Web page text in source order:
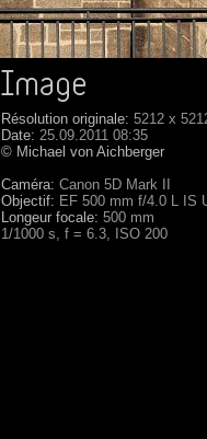
Résolution originale: 5212 x
Date: 25.09.2011 08:35
© Michael von Aichberger
Caméra: Canon 5D Mark II
Objectif: EF 500 mm f/4.0 L IS
Longeur focale: 500 mm
1/1000 s, f = 6.3, ISO 200